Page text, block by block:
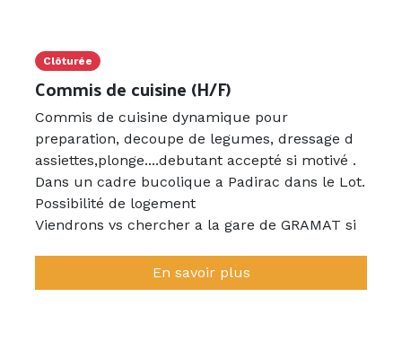
Clôturée
Commis de cuisine (H/F)
Commis de cuisine dynamique pour
preparation, decoupe de legumes, dressage d
assiettes,plonge....debutant accepté si motivé .
Dans un cadre bucolique a Padirac dans le Lot.
Possibilité de logement
Viendrons vs chercher a la gare de GRAMAT si
Equipe agreable et soudée,
En savoir plus